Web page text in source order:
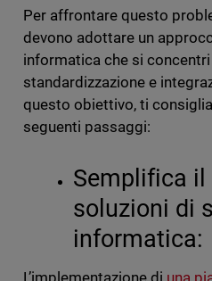
Per affrontare questo
devono adottare un
informatica che si
standardizzazione e
questo obiettivo, ti
seguenti passaggi:
Semplifica il
soluzioni di
informatica: